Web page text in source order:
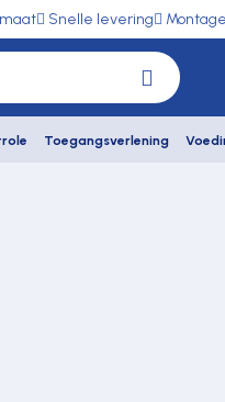
Snelle levering
Toegangsverlening